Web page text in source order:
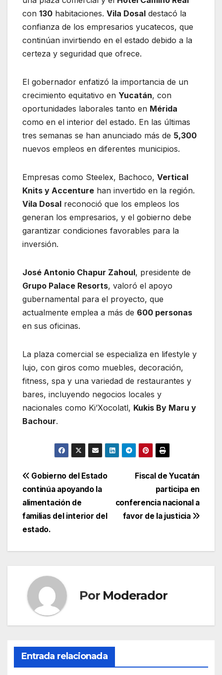
con 130 habitaciones. Vila Dosal destacó la
confianza de los empresarios yucatecos, que
continúan invirtiendo en el estado debido a la
certeza y seguridad que ofrece.
El gobernador enfatizó la importancia de un
crecimiento equitativo en Yucatán, con
oportunidades laborales tanto en Mérida
como en el interior del estado. En las últimas
tres semanas se han anunciado más de 5,300
nuevos empleos en diferentes municipios.
Empresas como Steelex, Bachoco, Vertical
Knits y Accenture han invertido en la región.
Vila Dosal reconoció que los empleos los
generan los empresarios, y el gobierno debe
garantizar condiciones favorables para la
inversión.
José Antonio Chapur Zahoul, presidente de
Grupo Palace Resorts, valoró el apoyo
gubernamental para el proyecto, que
actualmente emplea a más de 600 personas
en sus oficinas.
La plaza comercial se especializa en lifestyle y
lujo, con giros como muebles, decoración,
fitness, spa y una variedad de restaurantes y
bares, incluyendo negocios locales y
nacionales como Ki’Xocolatl, Kukis By Maru y
Bachour.
Navegación
de
entradas
Fiscal de Yucatán
participa en
conferencia nacional a
favor de la justicia
Gobierno del Estado
continúa apoyando la
alimentación de
familias del interior del
estado.
Por Moderador
Entrada relacionada